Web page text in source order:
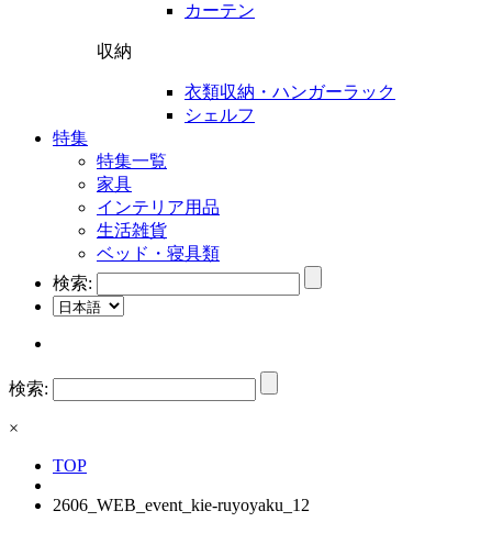
カーテン
収納
衣類収納・ハンガーラック
シェルフ
特集
特集一覧
家具
インテリア用品
生活雑貨
ベッド・寝具類
検索:
検索:
×
TOP
2606_WEB_event_kie-ruyoyaku_12